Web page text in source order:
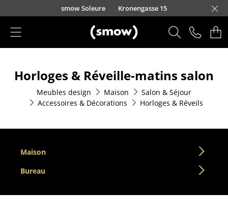
Accéder directement au contenu
smow Soleure Kronengasse 15
Sièges
Chaises de cuisine & salle à manger
Horloges & Réveille-matins salon
Meubles design Maison
Salon & Séjour
Accessoires & Décorations
Horloges & Réveils
Maison
Bureau